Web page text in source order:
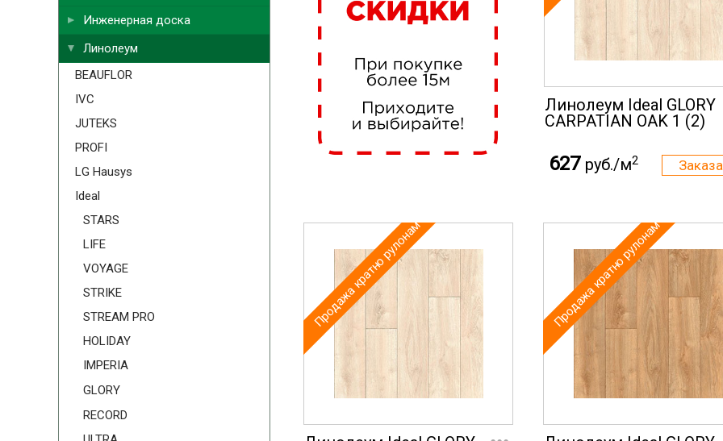
Линолеум Ideal GLORY
CARPATIAN OAK 1 (2)
627 руб./м2
Продажа кратно рулонам
...
Продажа кратно рулонам
Инженерная доска
Линолеум
BEAUFLOR
IVC
JUTEKS
PROFI
LG Hausys
Ideal
STARS
LIFE
VOYAGE
STRIKE
STREAM PRO
HOLIDAY
IMPERIA
GLORY
RECORD